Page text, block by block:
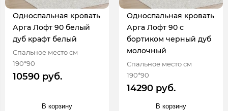
Односпальная кровать
Арга Лофт 90 белый
дуб крафт белый
Спальное место см
190*90
10590 руб.
В корзину
Односпальная кровать
Арга Лофт 90 с
бортиком черный дуб
молочный
Спальное место см
190*90
14290 руб.
В корзину